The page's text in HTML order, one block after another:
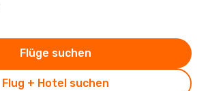
Flug + Hotel suchen
Flüge suchen